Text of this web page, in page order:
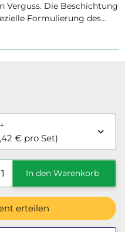
Verguss. Die Beschichtung
Formulierung des
Bildung von
€ pro Set)
In den Warenkorb
erteilen